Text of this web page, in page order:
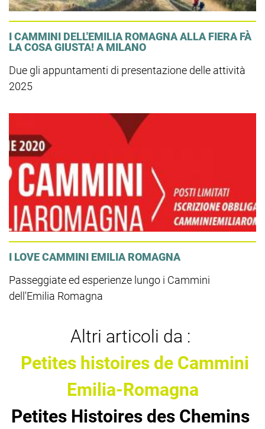
I CAMMINI DELL'EMILIA ROMAGNA ALLA FIERA FÀ
LA COSA GIUSTA! A MILANO
Due gli appuntamenti di presentazione delle attività
2025
I LOVE CAMMINI EMILIA ROMAGNA
Passeggiate ed esperienze lungo i Cammini
dell'Emilia Romagna
Altri articoli da :
Petites histoires de Cammini
Emilia-Romagna
Petites Histoires des Chemins